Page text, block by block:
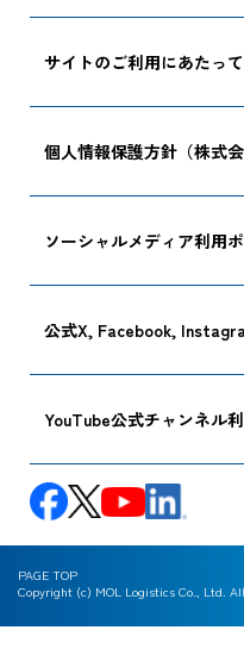
サイトのご利用にあたって
個人情報保護方針（株式会
ソーシャルメディア利用
公式X, Facebook,
YouTube公式チャンネル
Copyright (c) MOL Logistics Co., Ltd.
PAGE TOP